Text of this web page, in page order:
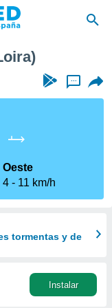
...
Oeste
4
11 km/h
tormentas y de
Instalar